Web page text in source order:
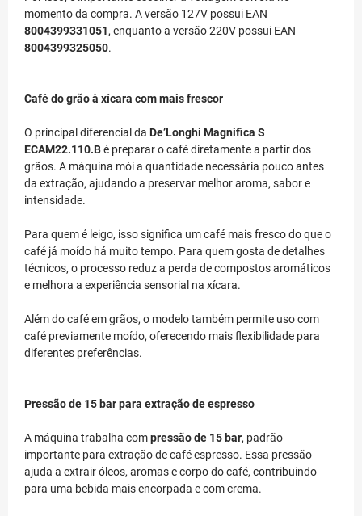
momento da compra. A versão 127V possui EAN
8004399331051, enquanto a versão 220V possui EAN
8004399325050.
Café do grão à xícara com mais frescor
O principal diferencial da De’Longhi Magnifica S
ECAM22.110.Bé preparar o café diretamente a partir dos
grãos. A máquina mói a quantidade necessária pouco antes
da extração, ajudando a preservar melhor aroma, sabor e
intensidade.
Para quem é leigo, isso significa um café mais fresco do que o
café já moído há muito tempo. Para quem gosta de detalhes
técnicos, o processo reduz a perda de compostos aromáticos
e melhora a experiência sensorial na xícara.
Além do café em grãos, o modelo também permite uso com
café previamente moído, oferecendo mais flexibilidade para
diferentes preferências.
Pressão de 15 bar para extração de espresso
A máquina trabalha compressão de 15 bar, padrão
importante para extração de café espresso. Essa pressão
ajuda a extrair óleos, aromas e corpo do café, contribuindo
para uma bebida mais encorpada e com crema.